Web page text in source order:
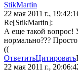
StikMartin
22 мая 2011 г.,
Re[StikMartin]:
А еще такой вопрос!
нормально???
((
ОтветитьЦитировать
22 мая 2011 г.,